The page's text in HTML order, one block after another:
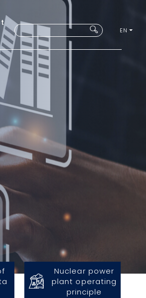
EN
Nuclear power
plant operating
principle